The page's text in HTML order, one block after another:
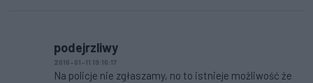
podejrzliwy
2016-01-11 19:16:17
Na policje nie zgłaszamy, no to istnieje możliwość że